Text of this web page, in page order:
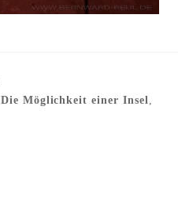
Die Möglichkeit einer Insel,